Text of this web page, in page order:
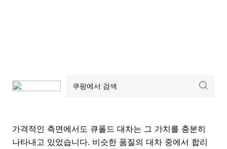
가격적인 측면에서도 큐폴드 대차는 그 가치를 충분히
나타내고 있었습니다. 비슷한 품질의 대차 중에서 합리